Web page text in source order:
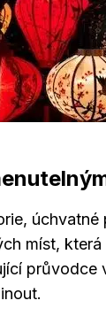
míst,